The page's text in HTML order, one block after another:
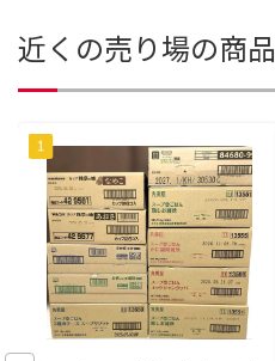
近くの売り場の商品